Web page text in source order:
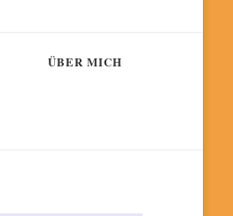
ÜBER MICH